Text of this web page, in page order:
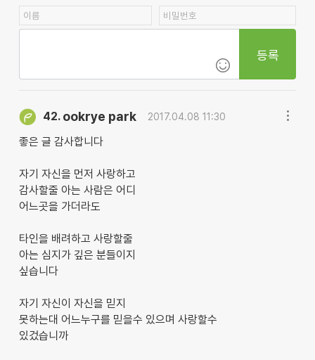
등록
42. ookrye park 2017.04.08 11:30
좋은 글 감사합니다
자기 자신을 먼저 사랑하고
감사할줄 아는 사람은 어디
어느곳을 가더라도
타인을 배려하고 사랑할줄
아는 심지가 깊은 분들이지
싶습니다
자기 자신이 자신을 믿지
못하는대 어느누구를 믿을수 있으며 사랑할수
있겄습니까